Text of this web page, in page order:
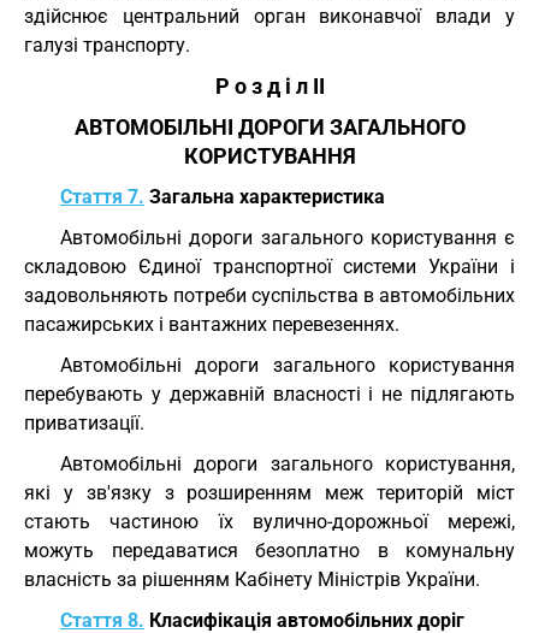
здійснює центральний орган виконавчої влади у
галузі транспорту.
Р о з д і л II
АВТОМОБІЛЬНІ ДОРОГИ ЗАГАЛЬНОГО
КОРИСТУВАННЯ
Стаття 7. Загальна характеристика
Автомобільні дороги загального користування є
складовою Єдиної транспортної системи України і
задовольняють потреби суспільства в автомобільних
пасажирських і вантажних перевезеннях.
Автомобільні дороги загального користування
перебувають у державній власності і не підлягають
приватизації.
Автомобільні дороги загального користування,
які у зв'язку з розширенням меж територій міст
стають частиною їх вулично-дорожньої мережі,
можуть передаватися безоплатно в комунальну
власність за рішенням Кабінету Міністрів України.
Стаття 8. Класифікація автомобільних доріг